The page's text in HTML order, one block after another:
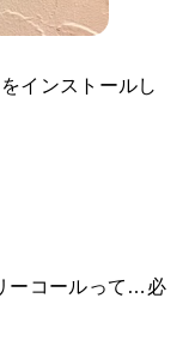
インストールし
ーコールって…必